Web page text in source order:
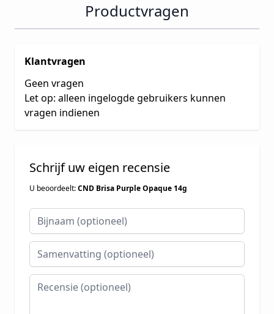
Productvragen
Klantvragen
Geen vragen
Let op: alleen ingelogde gebruikers kunnen
vragen indienen
Schrijf uw eigen recensie
U beoordeelt:CND Brisa Purple Opaque 14g
Bijnaam
Samenvatting
Recensie